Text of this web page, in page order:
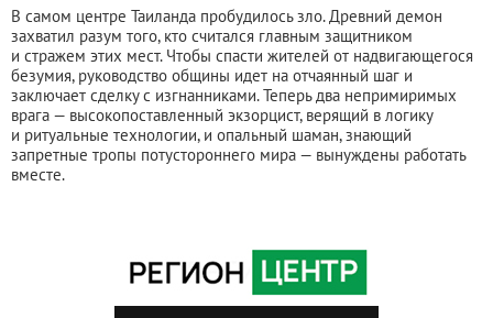
В самом центре Таиланда пробудилось зло. Древний демон
захватил разум того, кто считался главным защитником
и стражем этих мест. Чтобы спасти жителей от надвигающегося
безумия, руководство общины идет на отчаянный шаг и
заключает сделку с изгнанниками. Теперь два непримиримых
врага — высокопоставленный экзорцист, верящий в логику
и ритуальные технологии, и опальный шаман, знающий
запретные тропы потустороннего мира — вынуждены работать
вместе.